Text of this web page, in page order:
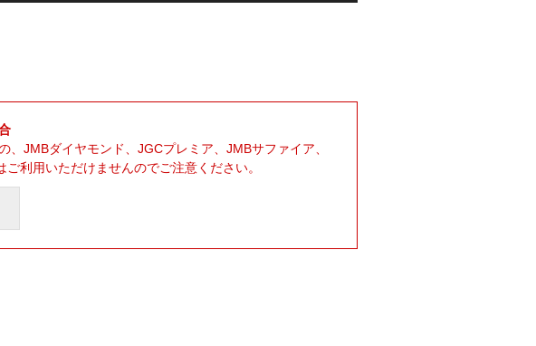
JMBダイヤモンド、JGCプレミア、JMBサファイア、
利用いただけませんのでご注意ください。